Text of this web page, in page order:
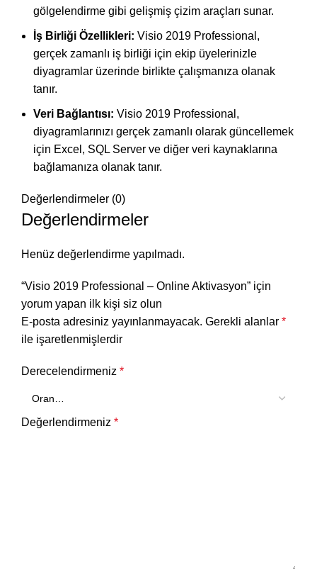
gölgelendirme gibi gelişmiş çizim araçları sunar.
İş Birliği Özellikleri: Visio 2019 Professional,
gerçek zamanlı iş birliği için ekip üyelerinizle
diyagramlar üzerinde birlikte çalışmanıza olanak
tanır.
Veri Bağlantısı: Visio 2019 Professional,
diyagramlarınızı gerçek zamanlı olarak güncellemek
için Excel, SQL Server ve diğer veri kaynaklarına
bağlamanıza olanak tanır.
Değerlendirmeler (0)
Değerlendirmeler
Henüz değerlendirme yapılmadı.
“Visio 2019 Professional – Online Aktivasyon” için
yorum yapan ilk kişi siz olun
E-posta adresiniz yayınlanmayacak. Gerekli alanlar *
ile işaretlenmişlerdir
Derecelendirmeniz *
Değerlendirmeniz *